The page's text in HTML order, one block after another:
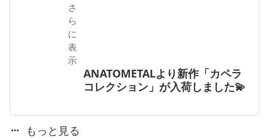
ANATOMETALより新作「カペラ
コレクション」が入荷しました💫
さ
ら
に
表
示
もっと見る